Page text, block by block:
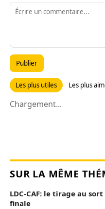
Publier
Les plus utiles Les plus
Chargement...
SUR LA MÊME
LDC-CAF: le tirage au
finale